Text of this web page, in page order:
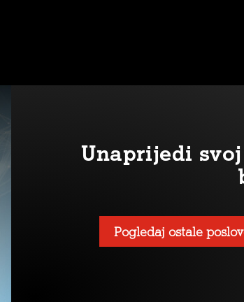
Unaprijedi
Pogledaj ostale